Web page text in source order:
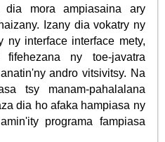
dia mora ampiasaina ary
Izany dia vokatry ny
ny interface interface mety,
ny toe-javatra
andro vitsivitsy. Na
tsy manam-pahalalana
dia ho afaka hampiasa ny
programa fampiasa